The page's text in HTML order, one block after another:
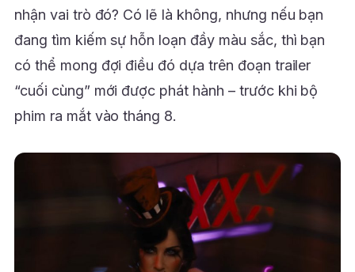
nhận vai trò đó? Có lẽ là không, nhưng nếu bạn
đang tìm kiếm sự hỗn loạn đầy màu sắc, thì bạn
có thể mong đợi điều đó dựa trên đoạn trailer
“cuối cùng” mới được phát hành – trước khi bộ
phim ra mắt vào tháng 8.